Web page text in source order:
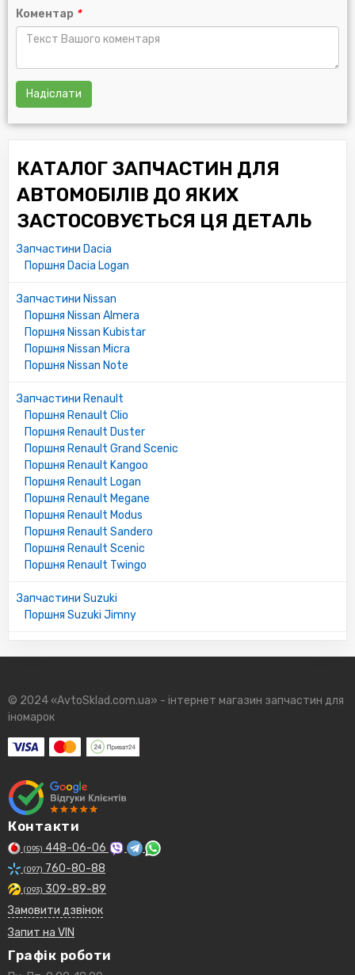
Коментар *
Надіслати
КАТАЛОГ ЗАПЧАСТИН ДЛЯ
АВТОМОБІЛІВ ДО ЯКИХ
ЗАСТОСОВУЄТЬСЯ ЦЯ ДЕТАЛЬ
Запчастини Dacia
Поршня Dacia Logan
Запчастини Nissan
Поршня Nissan Almera
Поршня Nissan Kubistar
Поршня Nissan Micra
Поршня Nissan Note
Запчастини Renault
Поршня Renault Clio
Поршня Renault Duster
Поршня Renault Grand Scenic
Поршня Renault Kangoo
Поршня Renault Logan
Поршня Renault Megane
Поршня Renault Modus
Поршня Renault Sandero
Поршня Renault Scenic
Поршня Renault Twingo
Запчастини Suzuki
Поршня Suzuki Jimny
© 2024 «AvtoSklad.com.ua» - інтернет магазин запчастин для
іномарок
Контакти
(095) 448-06-06
(097) 760-80-88
(093) 309-89-89
Замовити дзвінок
Запит на VIN
Графік роботи